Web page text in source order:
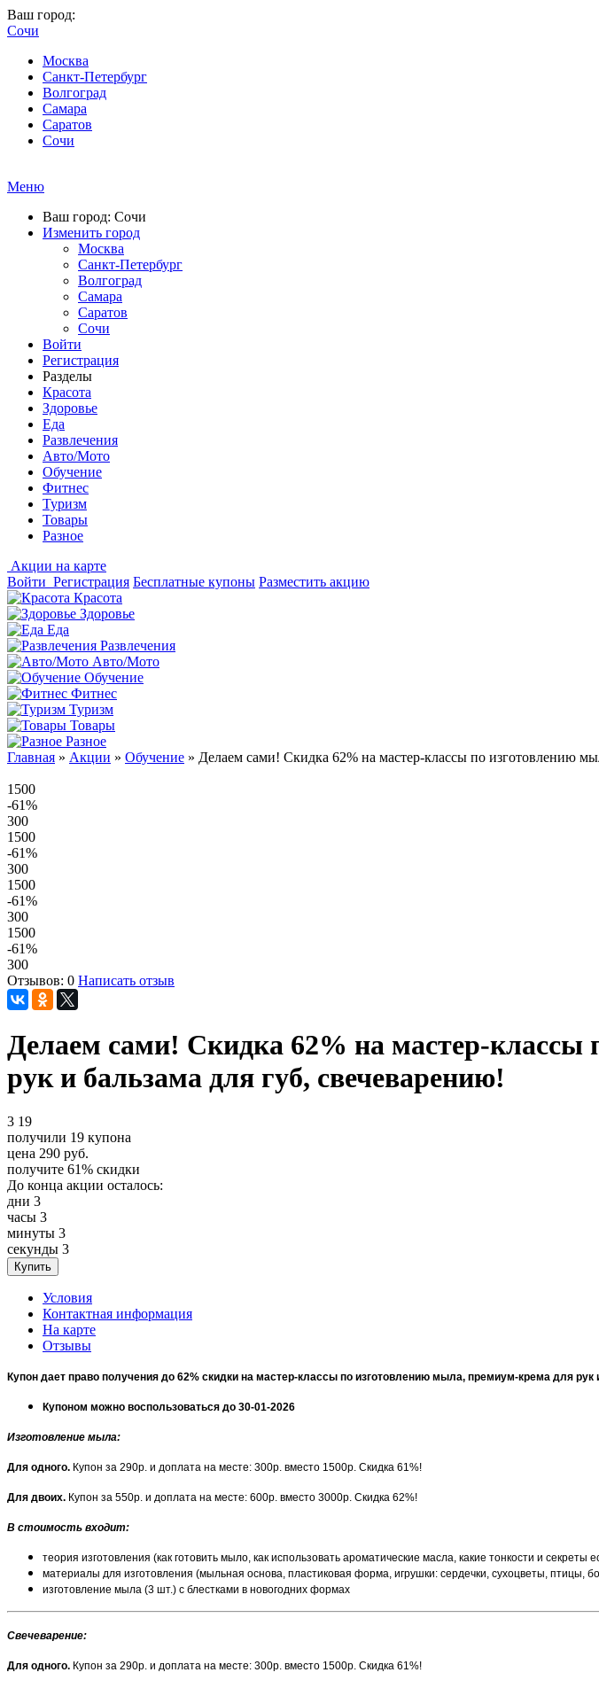
Ваш город:
Сочи
Москва
Санкт-Петербург
Волгоград
Самара
Саратов
Сочи
Меню
Ваш город: Сочи
Изменить город
Москва
Санкт-Петербург
Волгоград
Самара
Саратов
Сочи
Войти
Регистрация
Разделы
Красота
Здоровье
Еда
Развлечения
Авто/Мото
Обучение
Фитнес
Туризм
Товары
Разное
Акции на карте
Войти Регистрация Бесплатные купоны Разместить акцию
Красота
Здоровье
Еда
Развлечения
Авто/Мото
Обучение
Фитнес
Туризм
Товары
Разное
Главная » Акции » Обучение » Делаем сами! Скидка 62% на мастер-классы по изготовлению
1500
-61%
300
1500
-61%
300
1500
-61%
300
1500
-61%
300
Отзывов: 0 Написать отзыв
Делаем сами! Скидка 62% на мастер-
рук и бальзама для губ, свечеварению!
3 19
получили 19 купона
цена 290 руб.
получите 61% скидки
До конца акции осталось:
дни 3
часы 3
минуты 3
секунды 3
Условия
Контактная информация
На карте
Отзывы
Купон дает право получения до 62% скидки на мастер-классы по изготовлению мыла, премиум-крема для
Купоном можно воспользоваться до 30-01-2026
Изготовление мыла:
Для одного. Купон за 290р. и доплата на месте: 300р. вместо 1500р. Скидка 61%!
Для двоих. Купон за 550р. и доплата на месте: 600р. вместо 3000р. Скидка 62%!
В стоимость входит:
теория изготовления (как готовить мыло, как использовать ароматические масла, какие тонкости и секреты
материалы для изготовления (мыльная основа, пластиковая форма, игрушки: сердечки, сухоцветы, птицы,
изготовление мыла (3 шт.) с блестками в новогодних формах
Свечеварение:
Для одного. Купон за 290р. и доплата на месте: 300р. вместо 1500р. Скидка 61%!